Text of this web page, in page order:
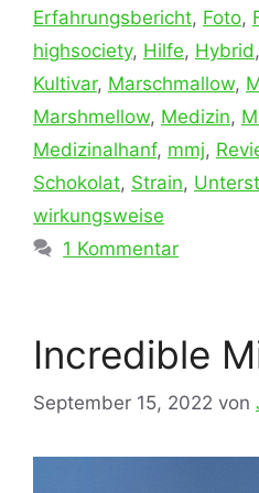
Erfahrungsbericht, Foto,
highsociety, Hilfe, Hybrid ,
Kultivar, Marschmallow,
Marshmellow, Medizin,
Medizinalhanf, mmj,
Schokolat, Strain,
wirkungsweise
1 Kommentar
Incredible
September 15, 2022 von